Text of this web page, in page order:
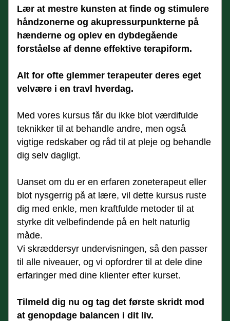
Lær at mestre kunsten at finde og stimulere
håndzonerne og akupressurpunkterne på
hænderne og oplev en dybdegående
forståelse af denne effektive terapiform.
Alt for ofte glemmer terapeuter deres eget
velvære i en travl hverdag.
Med vores kursus får du ikke blot værdifulde
teknikker til at behandle andre, men også
vigtige redskaber og råd til at pleje og behandle
dig selv dagligt.
Uanset om du er en erfaren zoneterapeut eller
blot nysgerrig på at lære, vil dette kursus ruste
dig med enkle, men kraftfulde metoder til at
styrke dit velbefindende på en helt naturlig
måde.
Vi skræddersyr undervisningen, så den passer
til alle niveauer, og vi opfordrer til at dele dine
erfaringer med dine klienter efter kurset.
Tilmeld dig nu og tag det første skridt mod
at genopdage balancen i dit liv.